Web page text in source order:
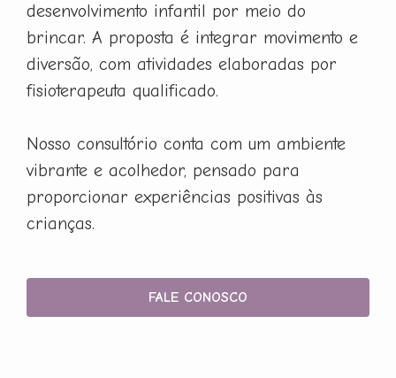
desenvolvimento infantil por meio do
brincar. A proposta é integrar movimento e
diversão, com atividades elaboradas por
fisioterapeuta qualificado.
Nosso consultório conta com um ambiente
vibrante e acolhedor, pensado para
proporcionar experiências positivas às
crianças.
FALE CONOSCO